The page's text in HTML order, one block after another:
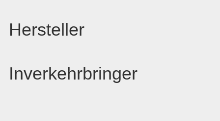
Hersteller
Inverkehrbringer